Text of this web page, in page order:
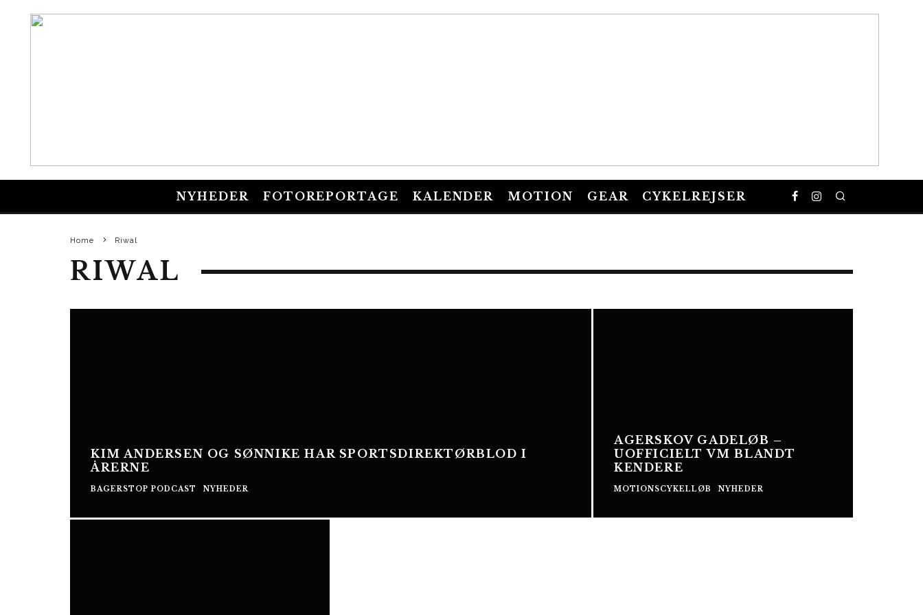
NYHEDER FOTOREPORTAGE KALENDER MOTION GEAR CYKELREJSER
Home Riwal
RIWAL
KIM ANDERSEN OG SØNNIKE HAR SPORTSDIREKTØRBLOD I
ÅRERNE
BAGERSTOP PODCAST NYHEDER
AGERSKOV GADELØB –
UOFFICIELT VM BLANDT
KENDERE
MOTIONSCYKELLØB NYHEDER